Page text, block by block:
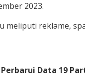
2023.
meliputi reklame,
Perbarui Data 19